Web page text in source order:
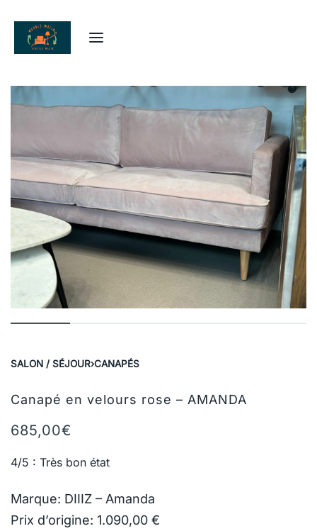
SALON / SÉJOUR›CANAPÉS
Canapé en velours rose – AMANDA
685,00€
4/5 : Très bon état
Marque: DIIIZ – Amanda
Prix d’origine: 1.090,00 €